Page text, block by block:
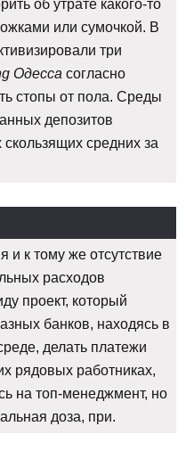
об утрате какого-то
или сумочкой. В
три
Одесса согласно
стопы от пола. Среды
депозитов
средних за
к тому же отсутствие
расходов
проект, который
банков, находясь в
делать платежи
рядовых работниках,
на топ-менеджмент, но
доза, при.